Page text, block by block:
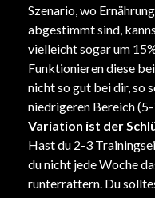
Szenario, wo
abgestimmt sind,
vielleicht sogar um
Funktionieren diese
nicht so gut bei dir, so
niedrigeren Bereich
Variation ist der
Hast du 2-3
du nicht jede Woche
runterrattern. Du